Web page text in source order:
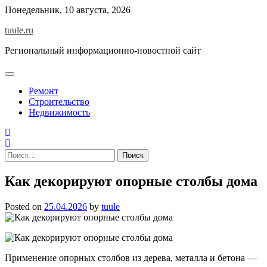
Skip
content
Понедельник, 10 августа, 2026
tuule.ru
Региональный информационно-новостной сайт
Ремонт
Строительство
Недвижимость
Найти:
Как декорируют опорные столбы дома
Posted on 25.04.2026 by tuule
Применение опорных столбов из дерева, металла и бетона —